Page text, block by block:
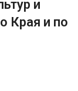
и
Края и по